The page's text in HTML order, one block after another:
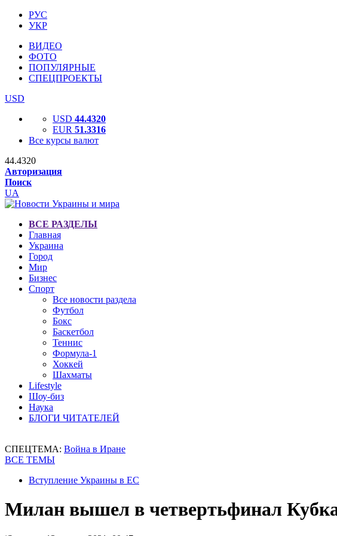
РУС
УКР
ВИДЕО
ФОТО
ПОПУЛЯРНЫЕ
СПЕЦПРОЕКТЫ
USD
USD 44.4320
EUR 51.3316
Все курсы валют
44.4320
Авторизация
Поиск
UA
ВСЕ РАЗДЕЛЫ
Главная
Украина
Город
Мир
Бизнес
Спорт
Все новости раздела
Футбол
Бокс
Баскетбол
Теннис
Формула-1
Хоккей
Шахматы
Lifestyle
Шоу-биз
Наука
БЛОГИ ЧИТАТЕЛЕЙ
СПЕЦТЕМА: Война в Иране
ВСЕ ТЕМЫ
Вступление Украины в ЕС
Милан вышел в четвертьфинал